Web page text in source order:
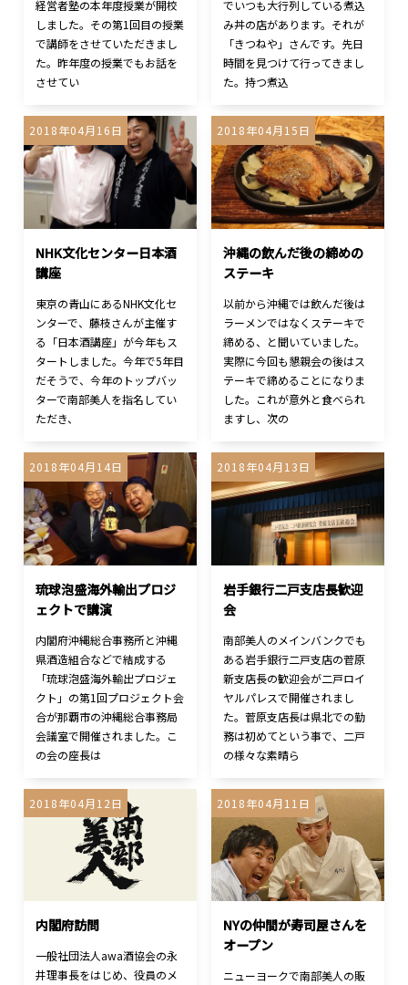
経営者塾の本年度授業が開校
しました。その第1回目の授業
で講師をさせていただきまし
た。昨年度の授業でもお話を
させてい
でいつも大行列している煮込
み丼の店があります。それが
「きつねや」さんです。先日
時間を見つけて行ってきまし
た。持つ煮込
2018年04月16日
NHK文化センター日本酒
講座
東京の青山にあるNHK文化セ
ンターで、藤枝さんが主催す
る「日本酒講座」が今年もス
タートしました。今年で5年目
だそうで、今年のトップバッ
ターで南部美人を指名してい
ただき、
2018年04月15日
沖縄の飲んだ後の締めの
ステーキ
以前から沖縄では飲んだ後は
ラーメンではなくステーキで
締める、と聞いていました。
実際に今回も懇親会の後はス
テーキで締めることになりま
した。これが意外と食べられ
ますし、次の
2018年04月14日
琉球泡盛海外輸出プロジ
ェクトで講演
内閣府沖縄総合事務所と沖縄
県酒造組合などで結成する
「琉球泡盛海外輸出プロジェ
クト」の第1回プロジェクト会
合が那覇市の沖縄総合事務局
会議室で開催されました。こ
の会の座長は
2018年04月13日
岩手銀行二戸支店長歓迎
会
南部美人のメインバンクでも
ある岩手銀行二戸支店の菅原
新支店長の歓迎会が二戸ロイ
ヤルパレスで開催されまし
た。菅原支店長は県北での勤
務は初めてという事で、二戸
の様々な素晴ら
2018年04月12日
内閣府訪問
一般社団法人awa酒協会の永
井理事長をはじめ、役員のメ
2018年04月11日
NYの仲間が寿司屋さんを
オープン
ニューヨークで南部美人の販